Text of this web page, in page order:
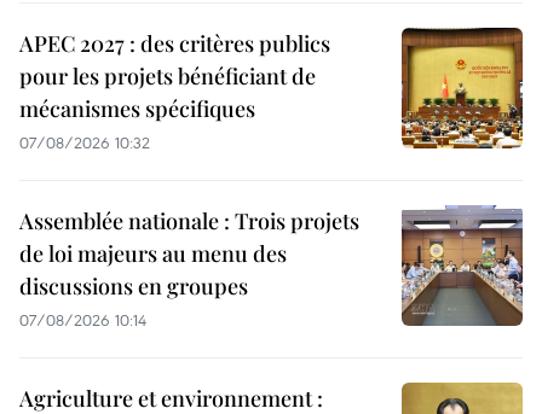
APEC 2027 : des critères publics
pour les projets bénéficiant de
mécanismes spécifiques
07/08/2026 10:32
Assemblée nationale : Trois projets
de loi majeurs au menu des
discussions en groupes
07/08/2026 10:14
Agriculture et environnement :